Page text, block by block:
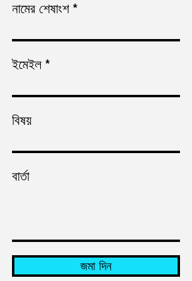
নামের শেষাংশ
ইমেইল
বিষয়
বার্তা
জমা দিন